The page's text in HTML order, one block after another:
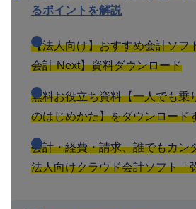
るポイントを解説
【法人向け】おすすめ会計ソフ
会計 Next】資料ダウンロード
無料お役立ち資料【一人でも乗
のはじめかた】をダウンロード
会計・経費・請求、誰でもカン
法人向けクラウド会計ソフト「